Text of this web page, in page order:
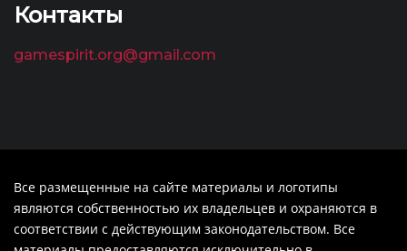
Контакты
gamespirit.org@gmail.com
Все размещенные на сайте материалы и логотипы
являются собственностью их владельцев и охраняются в
соответствии с действующим законодательством. Все